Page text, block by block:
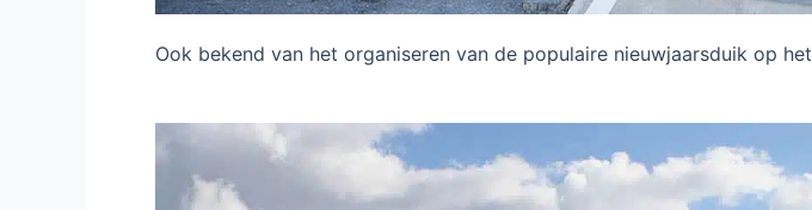
Ook bekend van het organiseren van de populaire nieuwjaarsduik op het